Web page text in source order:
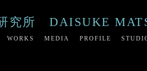
究所 DAISUKE
WORKS MEDIA PROFILE